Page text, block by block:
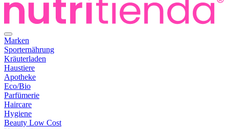
Marken
Sporternährung
Kräuterladen
Haustiere
Apotheke
Eco/Bio
Parfümerie
Haircare
Hygiene
Beauty Low Cost